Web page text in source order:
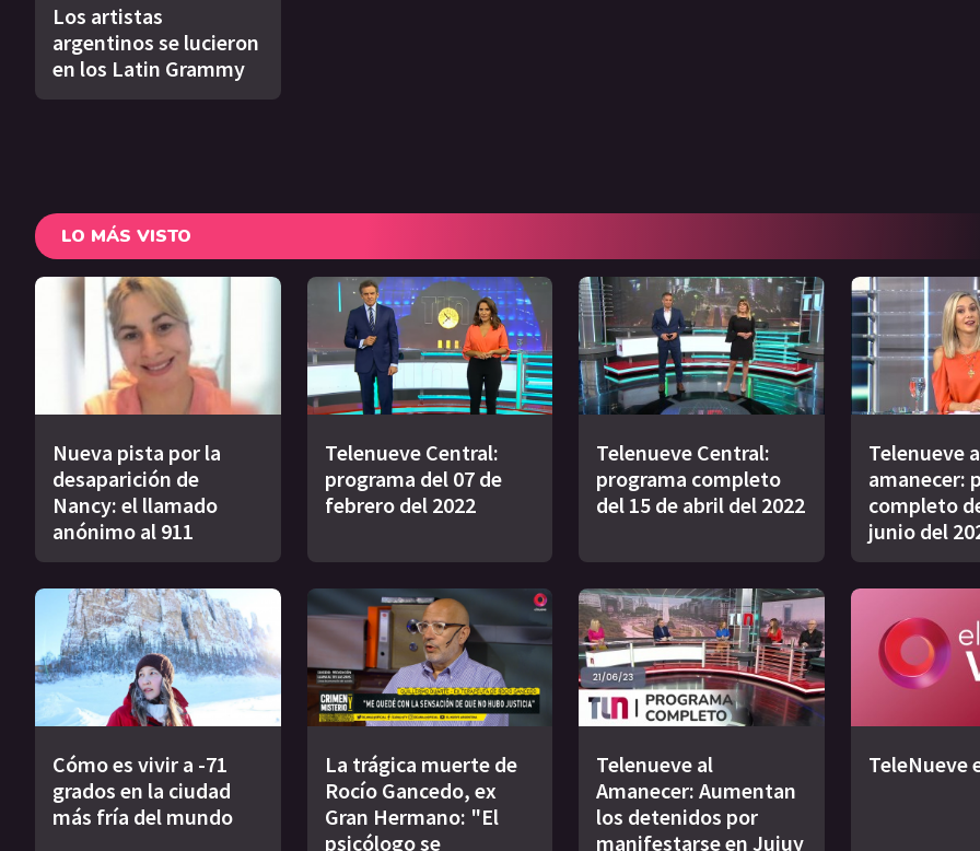
Los artistas
argentinos se lucieron
en los Latin Grammy
LO MÁS VISTO
Nueva pista por la
desaparición de
Nancy: el llamado
anónimo al 911
Telenueve Central:
programa del 07 de
febrero del 2022
Telenueve Central:
programa completo
del 15 de abril del 2022
Telenueve
amanecer:
completo
junio del
Cómo es vivir a -71
grados en la ciudad
más fría del mundo
La trágica muerte de
Rocío Gancedo, ex
Gran Hermano: "El
psicólogo se
Telenueve al
Amanecer: Aumentan
los detenidos por
manifestarse en Jujuy
TeleNueve